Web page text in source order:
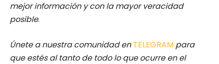
mejor información y con la mayor veracidad
posible.
Únete a nuestra comunidad enTELEGRAM para
que estés al tanto de todo lo que ocurre en el